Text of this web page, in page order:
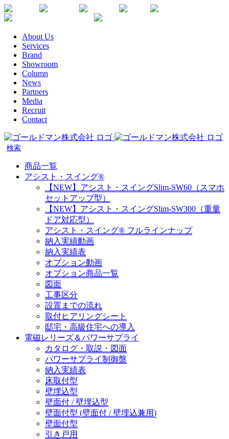
Skip
to
Youtube Instagram Facebook Twitter SDGs
楽
About Us
Services
Brand
Showroom
Column
News
Partners
Media
Recruit
Contact
商品一覧
アシスト・スイング®
【NEW】アシスト・スイングSlim-SW60（スマホ
セットアップ型）
【NEW】アシスト・スイングSlim-SW300（重量
ドア対応型）
アシスト・スイング® フルラインナップ
納入実績動画
納入実績表
オプション動画
オプション商品一覧
図面
工事区分
設置までの流れ
取付ヒアリングシート
邸宅・高級住宅への導入
電磁レリーズ＆パワーサプライ
カタログ・取説・図面
パワーサプライ制御盤
納入実績表
床取付型
壁埋込型
壁面付 / 壁埋込型
壁面付型 (壁面付 / 壁埋込兼用)
壁面付型
引き戸用